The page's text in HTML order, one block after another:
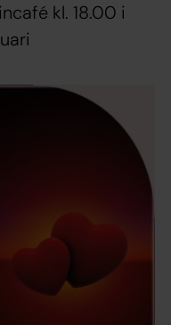
kl. 18.00 i